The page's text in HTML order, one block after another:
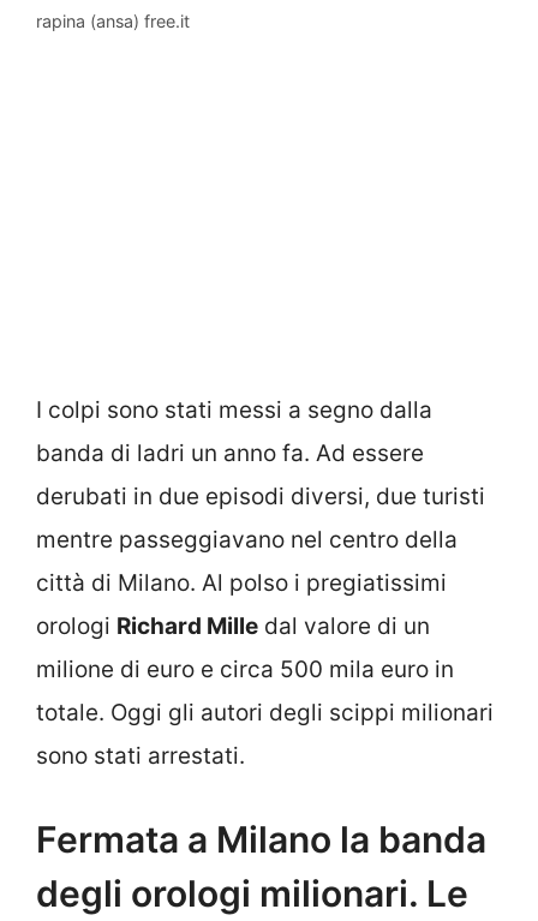
rapina (ansa) free.it
I colpi sono stati messi a segno dalla
banda di ladri un anno fa. Ad essere
derubati in due episodi diversi, due turisti
mentre passeggiavano nel centro della
città di Milano. Al polso i pregiatissimi
orologi Richard Mille dal valore di un
milione di euro e circa 500 mila euro in
totale. Oggi gli autori degli scippi milionari
sono stati arrestati.
Fermata a Milano la banda
degli orologi milionari. Le